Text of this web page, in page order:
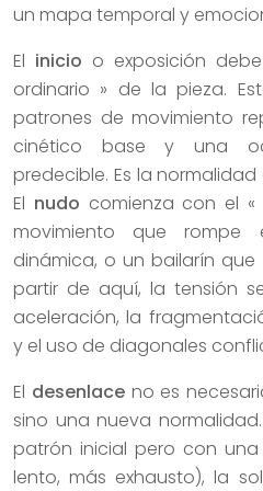
un mapa temporal y
El inicio o exposición
ordinario » de la pieza.
patrones de movimiento
cinético base y una
predecible. Es la
El nudo comienza con el
movimiento que
dinámica, o un bailarín
partir de aquí, la tensión
aceleración, la
y el uso de diagonales
El desenlaceno es
sino una nueva
patrón inicial pero con
lento, más exhausto), la